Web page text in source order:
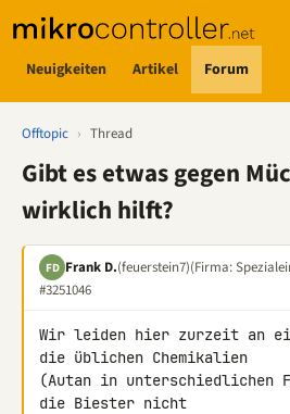
Neuigkeiten Artikel Forum
Offtopic › Thread
Gibt es etwas gegen
wirklich hilft?
FD Frank D.(feuerstein7)(Firma:
#3251046
Wir leiden hier zurzeit an
die üblichen Chemikalien
(Autan in unterschiedlichen
die Biester nicht